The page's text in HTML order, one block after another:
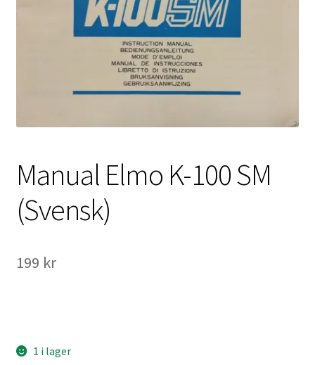
About the checkout
International Checkout
Info
Villkor
Direktbetalning
Manual Elmo K-100 SM
(Svensk)
199 kr
1 i lager